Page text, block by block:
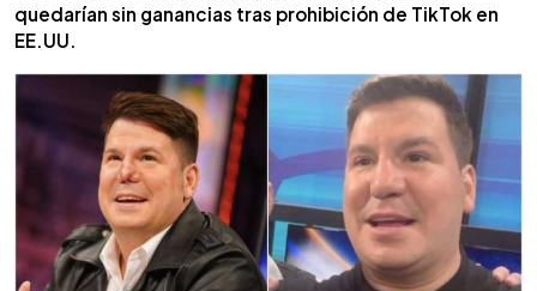
quedarían sin ganancias tras prohibición de TikTok en
EE.UU.